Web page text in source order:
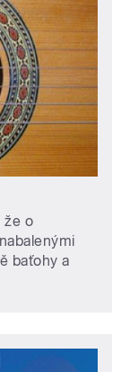
že o
baťohy a